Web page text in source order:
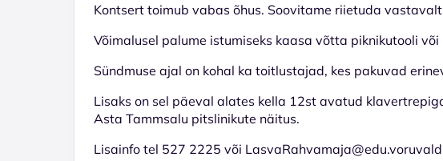
Kontsert toimub vabas õhus. Soovitame riietuda
Võimalusel palume istumiseks kaasa võtta piknikutooli või
Sündmuse ajal on kohal ka toitlustajad, kes pakuvad
Lisaks on sel päeval alates kella 12st avatud
Asta Tammsalu pitslinikute näitus.
Lisainfo tel 527 2225 või